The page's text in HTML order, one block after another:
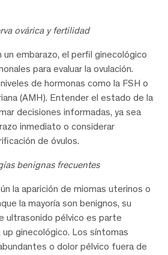
ovárica y fertilidad
un embarazo, el perfil ginecológico
para evaluar la ovulación.
de hormonas como la FSH o
(AMH). Entender el estado de la
decisiones informadas, ya sea
inmediato o considerar
de óvulos.
benignas frecuentes
la aparición de miomas uterinos o
la mayoría son benignos, su
ultrasonido pélvico es parte
up ginecológico. Los síntomas
o dolor pélvico fuera de